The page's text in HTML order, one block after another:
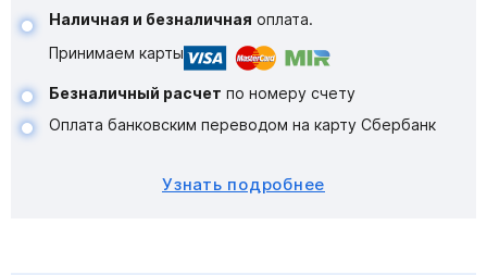
Наличная и безналичная оплата.
Принимаем карты
Безналичный расчет по номеру счету
Оплата банковским переводом на карту Сбербанк
Узнать подробнее